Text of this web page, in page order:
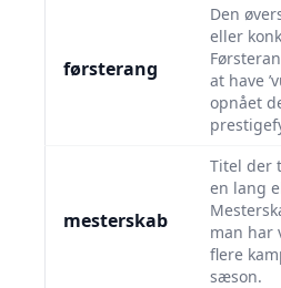
førsterang
Den
eller
at have
opnået
mesterskab
Titel der
en lang
man har
flere
sæson.